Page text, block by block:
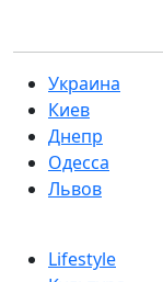
Украина
Киев
Днепр
Одесса
Львов
Lifestyle